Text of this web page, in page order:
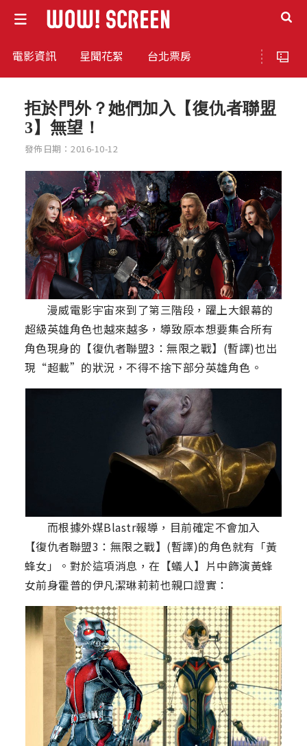
電影資訊 星聞花絮 台北票房
拒於門外？她們加入【復仇者聯盟
3】無望！
發佈日期：2016-10-12
漫威電影宇宙來到了第三階段，躍上大銀幕的
超級英雄角色也越來越多，導致原本想要集合所有
角色現身的【復仇者聯盟3：無限之戰】(暫譯)也出
現“超載”的狀況，不得不捨下部分英雄角色。
而根據外媒Blastr報導，目前確定不會加入
【復仇者聯盟3：無限之戰】(暫譯)的角色就有「黃
蜂女」。對於這項消息，在【蟻人】片中飾演黃蜂
女前身霍普的伊凡潔琳莉莉也親口證實：